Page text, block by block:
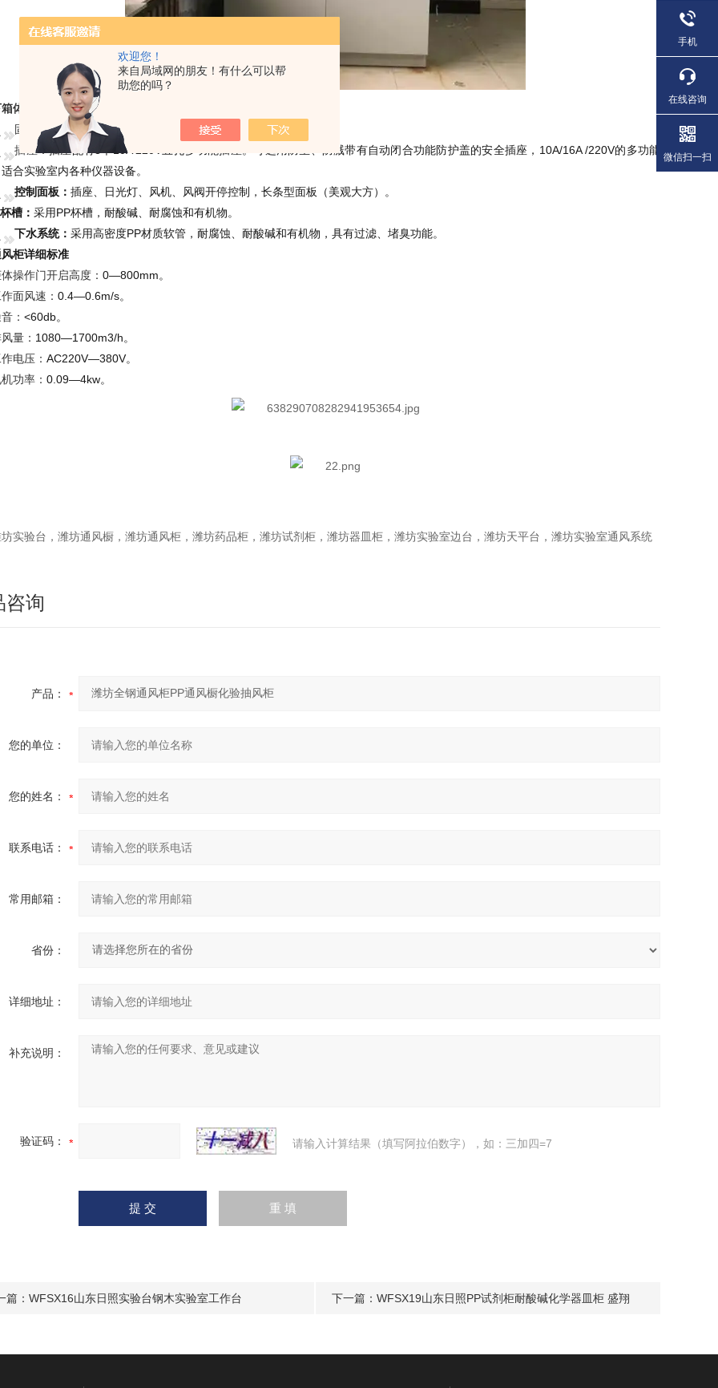
欢迎您！
来自局域网的朋友！有什么可以帮
助您的吗？
体：
固定视窗：≥5mm厚钢化玻璃。
插座：
插座配有 10A 220V 选用防尘、防溅带有自动闭合功能防护盖的安全插座， 10A/16A /220V的多功能
合实验室内各种仪器设备。
控制面板： 插座、日光灯、风机、风阀开停控制，长条型面板（美观大方）。
杯槽： 采用PP杯槽，耐酸碱、耐腐蚀和有机物。
下水系统： 采用高密度PP材质软管，耐腐蚀、耐酸碱和有机物，具有过滤、堵臭功能。
柜详细标准
操作门开启高度： 0—800mm。
面风速： 0.4—0.6m/s。
： <60db。
量： 1080—1700m3/h。
电压： AC220V—380V。
功率： 0.09—4kw。
实验台，潍坊通风橱，潍坊通风柜，潍坊药品柜，潍坊试剂柜，潍坊器皿柜，潍坊实验室边台，潍坊天平台，潍坊实验室通风系统
咨询
产品：
您的单位：
您的姓名：
联系电话：
常用邮箱：
省份：
详细地址：
补充说明：
验证码： 请输入计算结果（填写阿拉伯数字），如：三加四=7
篇： WFSX16山东日照实验台钢木实验室工作台 下一篇： WFSX19山东日照PP试剂柜耐酸碱化学器皿柜 盛翔
手机
在线咨询
微信扫一扫